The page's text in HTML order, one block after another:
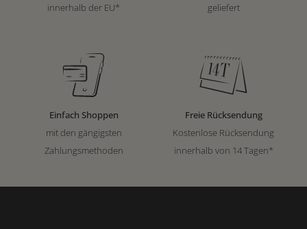
innerhalb der EU*
geliefert
Einfach Shoppen
mit den gängigsten
Zahlungsmethoden
Freie Rücksendung
Kostenlose Rücksendung
innerhalb von 14 Tagen*